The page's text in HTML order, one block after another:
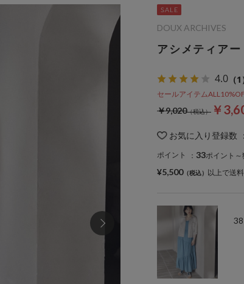
アシメティア
4.0 （1
セールアイテム
￥
￥9,020
お気に入り登録数
ポイント ： 33ポイント～
DOUX ARCHIVES
¥5,500 以上で送